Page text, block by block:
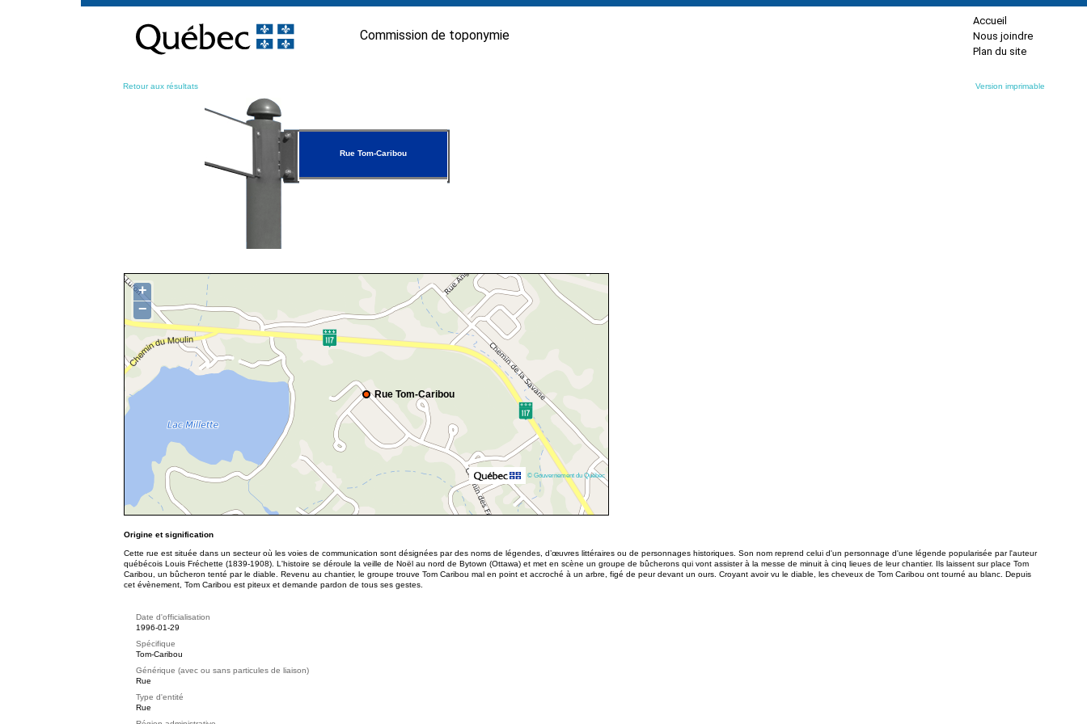
contenu
Commission de toponymie
Accueil
Nous joindre
Plan du site
Retour aux résultats Version imprimable
Rue Tom-Caribou
Rue Tom-Caribou
+
−
© Gouvernement du Québec
Origine et signification
Cette rue est située dans un secteur où les voies de communication sont désignées par des noms de légendes, d’œuvres littéraires ou de personnages historiques. Son nom reprend celui d'un personnage d'une légende popularisée par l'auteur
québécois Louis Fréchette (1839-1908). L'histoire se déroule la veille de Noël au nord de Bytown (Ottawa) et met en scène un groupe de bûcherons qui vont assister à la messe de minuit à cinq lieues de leur chantier. Ils laissent sur place Tom
Caribou, un bûcheron tenté par le diable. Revenu au chantier, le groupe trouve Tom Caribou mal en point et accroché à un arbre, figé de peur devant un ours. Croyant avoir vu le diable, les cheveux de Tom Caribou ont tourné au blanc. Depuis
cet évènement, Tom Caribou est piteux et demande pardon de tous ses gestes.
Date d'officialisation
1996-01-29
Spécifique
Tom-Caribou
Générique (avec ou sans particules de liaison)
Rue
Type d'entité
Rue